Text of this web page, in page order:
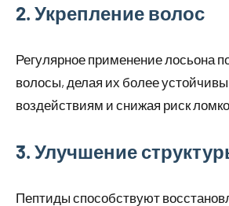
2. Укрепление волос
Регулярное применение лосьона
волосы, делая их более
воздействиям и снижая риск
3. Улучшение
Пептиды способствуют